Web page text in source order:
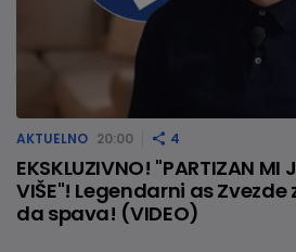
AKTUELNO 20:00 4
EKSKLUZIVNO! "PARTIZAN MI
VIŠE"! Legendarni as
da spava! (VIDEO)